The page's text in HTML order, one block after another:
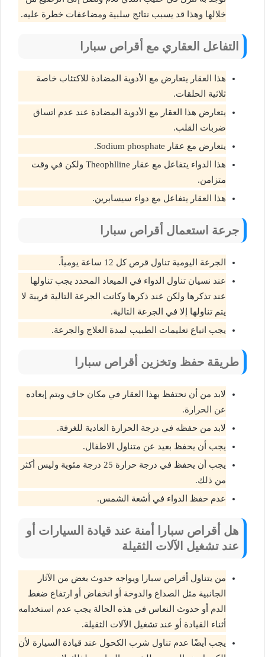
خلالها وهذا قد يسبب نتائج سلبية ومضاعفات خطرة عليه.
التفاعل العقاري مع أقراص سبارا
هذا العقار يتعارض مع الأدوية المضادة للاكتئاب خاصة
ثلاثية الحلقات.
يتعارض هذا العقار مع الأدوية المضادة عند عدم اتساق
ضربات القلب.
يتعارض مع عقار Sodium phosphate.
هذا الدواء يتفاعل مع عقار Theophlline ولكن في وقت
متزامن.
هذا العقار يتفاعل مع دواء سيسابرين.
جرعة استعمال أقراص سبارا
الجرعة اليومية تناول قرص كل 12 ساعة يومياً.
عند نسيان تناول الدواء في الميعاد المحدد يجب تناولها
عند تذكرها ولكن عند ذكرها وكانت الجرعة التالية قريبة لا
يتم تناولها إلا في الجرعة التالية.
يجب اتباع تعليمات الطبيب لمدة العلاج والجرعة.
طريقة حفظ وتخزين أقراص سبارا
لابد من أن نحتفظ بهذا العقار في مكان جاف ويتم إبعاده
عن الحرارة.
لابد من حفظه في درجة الحرارة العادية للغرفة.
يجب أن يحفظ بعيد عن متناول الاطفال.
يجب أن يحفظ في درجة حرارة 25 درجة مئوية وليس أكثر
من ذلك.
عدم حفظ الدواء في أشعة الشمس.
هل أقراص سبارا أمنة عند قيادة السيارات أو
عند تشغيل الآلات الثقيلة
من يتناول أقراص سبارا ويواجه حدوث بعض من الآثار
الجانبية مثل الصداع والدوخة أو انخفاض أو ارتفاع ضغط
الدم أو حدوث النعاس في هذه الحالة يجب عدم استخدامه
أثناء القيادة أو عند تشغيل الآلات الثقيلة.
يجب أيضًا عدم تناول شرب الكحول عند قيادة السيارة لأن